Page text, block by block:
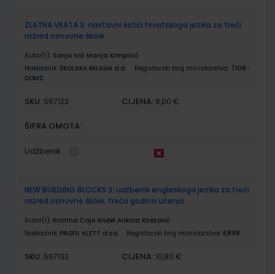
ZLATNA VRATA 3; nastavni listići hrvatskoga jezika za treći
razred osnovne škole
Autor(i): Sonja Ivić Marija Krmpotić
Nakladnik: ŠKOLSKA KNJIGA d.d. Registarski broj ministarstva: 7108-
DOM2
SKU: 567123 CIJENA: 8,00 €
ŠIFRA OMOTA:
Udžbenik
NEW BUILDING BLOCKS 3; udžbenik engleskoga jezika za treći
razred osnovne škole, treća godina učenja
Autor(i): Kristina Čajo Anđel Ankica Knezović
Nakladnik: PROFIL KLETT d.o.o. Registarski broj ministarstva: 6898
SKU: 567133 CIJENA: 10,80 €